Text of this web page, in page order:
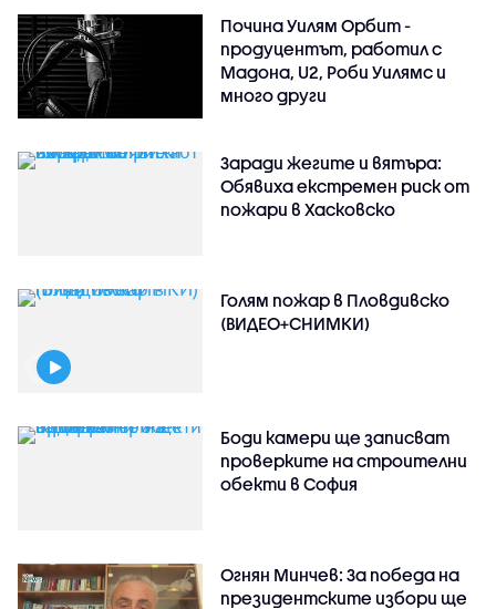
Почина Уилям Орбит -
продуцентът, работил с
Мадона, U2, Роби Уилямс и
много други
Заради жегите и вятъра:
Обявиха екстремен риск от
пожари в Хасковско
Голям пожар в Пловдивско
(ВИДЕО+СНИМКИ)
Боди камери ще записват
проверките на строителни
обекти в София
Огнян Минчев: За победа на
президентските избори ще